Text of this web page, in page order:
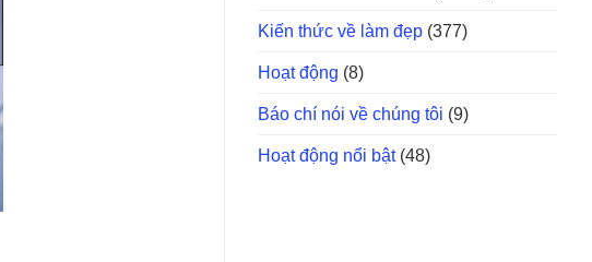
Kiến thức về làm đẹp (377)
Hoạt động (8)
Báo chí nói về chúng tôi (9)
Hoạt động nổi bật(48)